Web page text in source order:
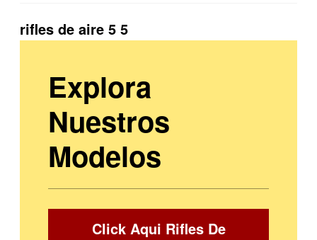
rifles de aire 5 5
Explora
Nuestros
Modelos
Click Aqui Rifles De